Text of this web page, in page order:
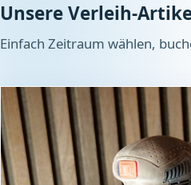
Unsere Verleih-
Einfach Zeitraum wählen,